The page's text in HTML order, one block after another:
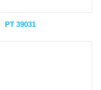
PT 39031